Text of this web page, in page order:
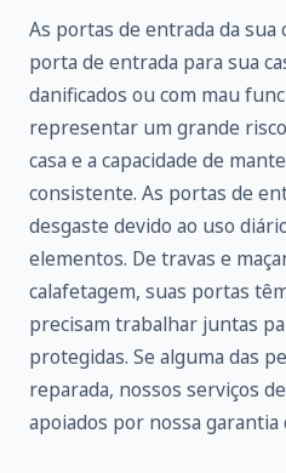
As portas de entrada da sua
porta de entrada para sua
danificados ou com mau
representar um grande
casa e a capacidade de
consistente. As portas de
desgaste devido ao uso
elementos. De travas e
calafetagem, suas portas
precisam trabalhar juntas
protegidas. Se alguma das
reparada, nossos serviços
apoiados por nossa garantia